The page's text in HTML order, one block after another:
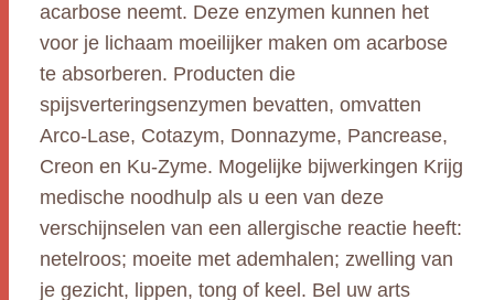
acarbose neemt. Deze enzymen kunnen het
voor je lichaam moeilijker maken om acarbose
te absorberen. Producten die
spijsverteringsenzymen bevatten, omvatten
Arco-Lase, Cotazym, Donnazyme, Pancrease,
Creon en Ku-Zyme. Mogelijke bijwerkingen Krijg
medische noodhulp als u een van deze
verschijnselen van een allergische reactie heeft:
netelroos; moeite met ademhalen; zwelling van
je gezicht, lippen, tong of keel. Bel uw arts